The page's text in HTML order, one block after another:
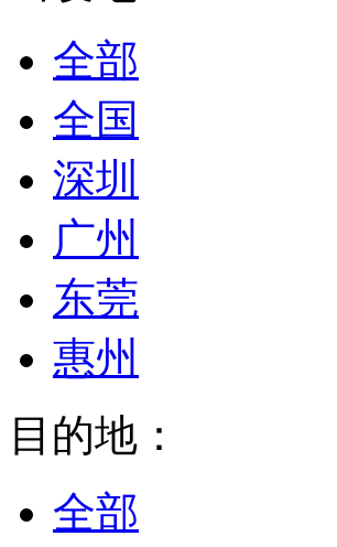
全部
全国
深圳
广州
东莞
惠州
目的地：
全部